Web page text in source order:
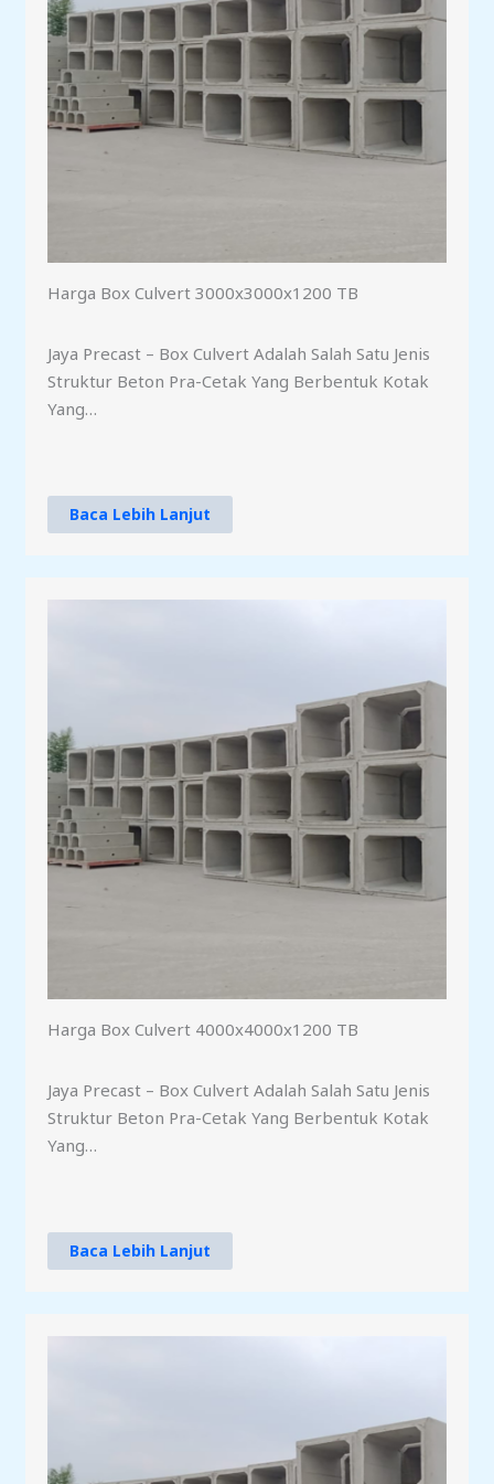
Harga Box Culvert 3000x3000x1200 TB
Jaya Precast – Box Culvert Adalah Salah Satu Jenis
Struktur Beton Pra-Cetak Yang Berbentuk Kotak
Yang…
Baca Lebih Lanjut
Harga Box Culvert 4000x4000x1200 TB
Jaya Precast – Box Culvert Adalah Salah Satu Jenis
Struktur Beton Pra-Cetak Yang Berbentuk Kotak
Yang…
Baca Lebih Lanjut